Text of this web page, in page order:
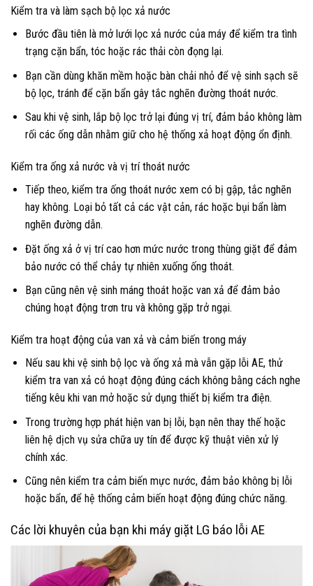
Kiểm tra và làm sạch bộ lọc xả nước
Bước đầu tiên là mở lưới lọc xả nước của máy để kiểm tra tình
trạng cặn bẩn, tóc hoặc rác thải còn đọng lại.
Bạn cần dùng khăn mềm hoặc bàn chải nhỏ để vệ sinh sạch sẽ
bộ lọc, tránh để cặn bẩn gây tắc nghẽn đường thoát nước.
Sau khi vệ sinh, lắp bộ lọc trở lại đúng vị trí, đảm bảo không làm
rối các ống dẫn nhằm giữ cho hệ thống xả hoạt động ổn định.
Kiểm tra ống xả nước và vị trí thoát nước
Tiếp theo, kiểm tra ống thoát nước xem có bị gập, tắc nghẽn
hay không. Loại bỏ tất cả các vật cản, rác hoặc bụi bẩn làm
nghẽn đường dẫn.
Đặt ống xả ở vị trí cao hơn mức nước trong thùng giặt để đảm
bảo nước có thể chảy tự nhiên xuống ống thoát.
Bạn cũng nên vệ sinh máng thoát hoặc van xả để đảm bảo
chúng hoạt động trơn tru và không gặp trở ngại.
Kiểm tra hoạt động của van xả và cảm biến trong máy
Nếu sau khi vệ sinh bộ lọc và ống xả mà vẫn gặp lỗi AE, thử
kiểm tra van xả có hoạt động đúng cách không bằng cách nghe
tiếng kêu khi van mở hoặc sử dụng thiết bị kiểm tra điện.
Trong trường hợp phát hiện van bị lỗi, bạn nên thay thế hoặc
liên hệ dịch vụ sửa chữa uy tín để được kỹ thuật viên xử lý
chính xác.
Cũng nên kiểm tra cảm biến mực nước, đảm bảo không bị lỗi
hoặc bẩn, để hệ thống cảm biến hoạt động đúng chức năng.
Các lời khuyên của bạn khi máy giặt LG báo lỗi AE